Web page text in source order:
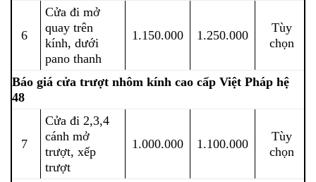
6
Cửa đi mở
quay trên
kính, dưới
pano thanh
1.150.000 1.250.000
Tùy
chọn
Báo giá cửa trượt nhôm kính cao cấp Việt Pháp hệ
48
7
Cửa đi 2,3,4
cánh mở
trượt, xếp
trượt
1.000.000 1.100.000
Tùy
chọn